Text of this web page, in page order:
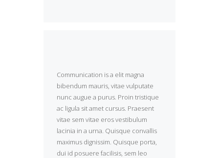
Communication is a elit magna
bibendum mauris, vitae vulputate
nunc augue a purus. Proin tristique
ac ligula sit amet cursus. Praesent
vitae sem vitae eros vestibulum
lacinia in a urna. Quisque convallis
maximus dignissim. Quisque porta,
dui id posuere facilisis, sem leo